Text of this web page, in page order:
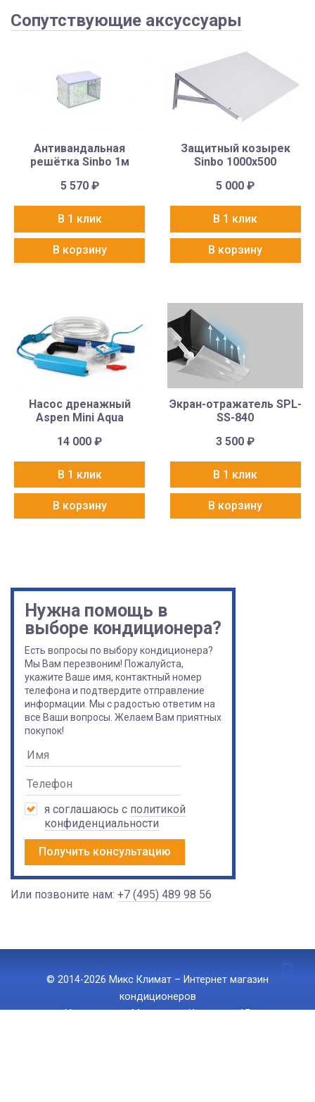
Сопутствующие аксуссуары
Антивандальная
решётка Sinbo 1м
5 570 ₽
В 1 клик
В корзину
Защитный козырек
Sinbo 1000х500
5 000₽
В 1 клик
В корзину
Насос дренажный
Aspen Mini Aqua
14 000₽
В 1 клик
В корзину
Экран-отражатель SPL-
SS-840
3 500₽
В 1 клик
В корзину
Нужна помощь в
выборе кондиционера?
Есть вопросы по выбору кондиционера?
Мы Вам перезвоним! Пожалуйста,
укажите Ваше имя, контактный номер
телефона и подтвердите отправление
информации. Мы с радостью ответим на
все Ваши вопросы. Желаем Вам приятных
покупок!
я соглашаюсь с политикой
конфиденциальности
Получить консультацию
Или позвоните нам: +7 (495) 489 98 56
© 2014-2026 Микс Климат – Интернет магазин
кондиционеров
Наш адрес: г. Москва, ул. Ижорская 15